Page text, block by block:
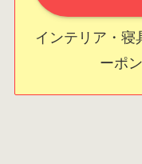
インテリア・寝
ーポ